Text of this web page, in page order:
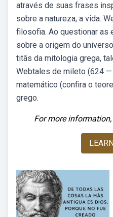
através de suas frases
sobre a natureza, a vida.
filosofia. Ao questionar as
sobre a origem do
titãs da mitologia grega,
Webtales de mileto (624
matemático (confira o
grego.
For more